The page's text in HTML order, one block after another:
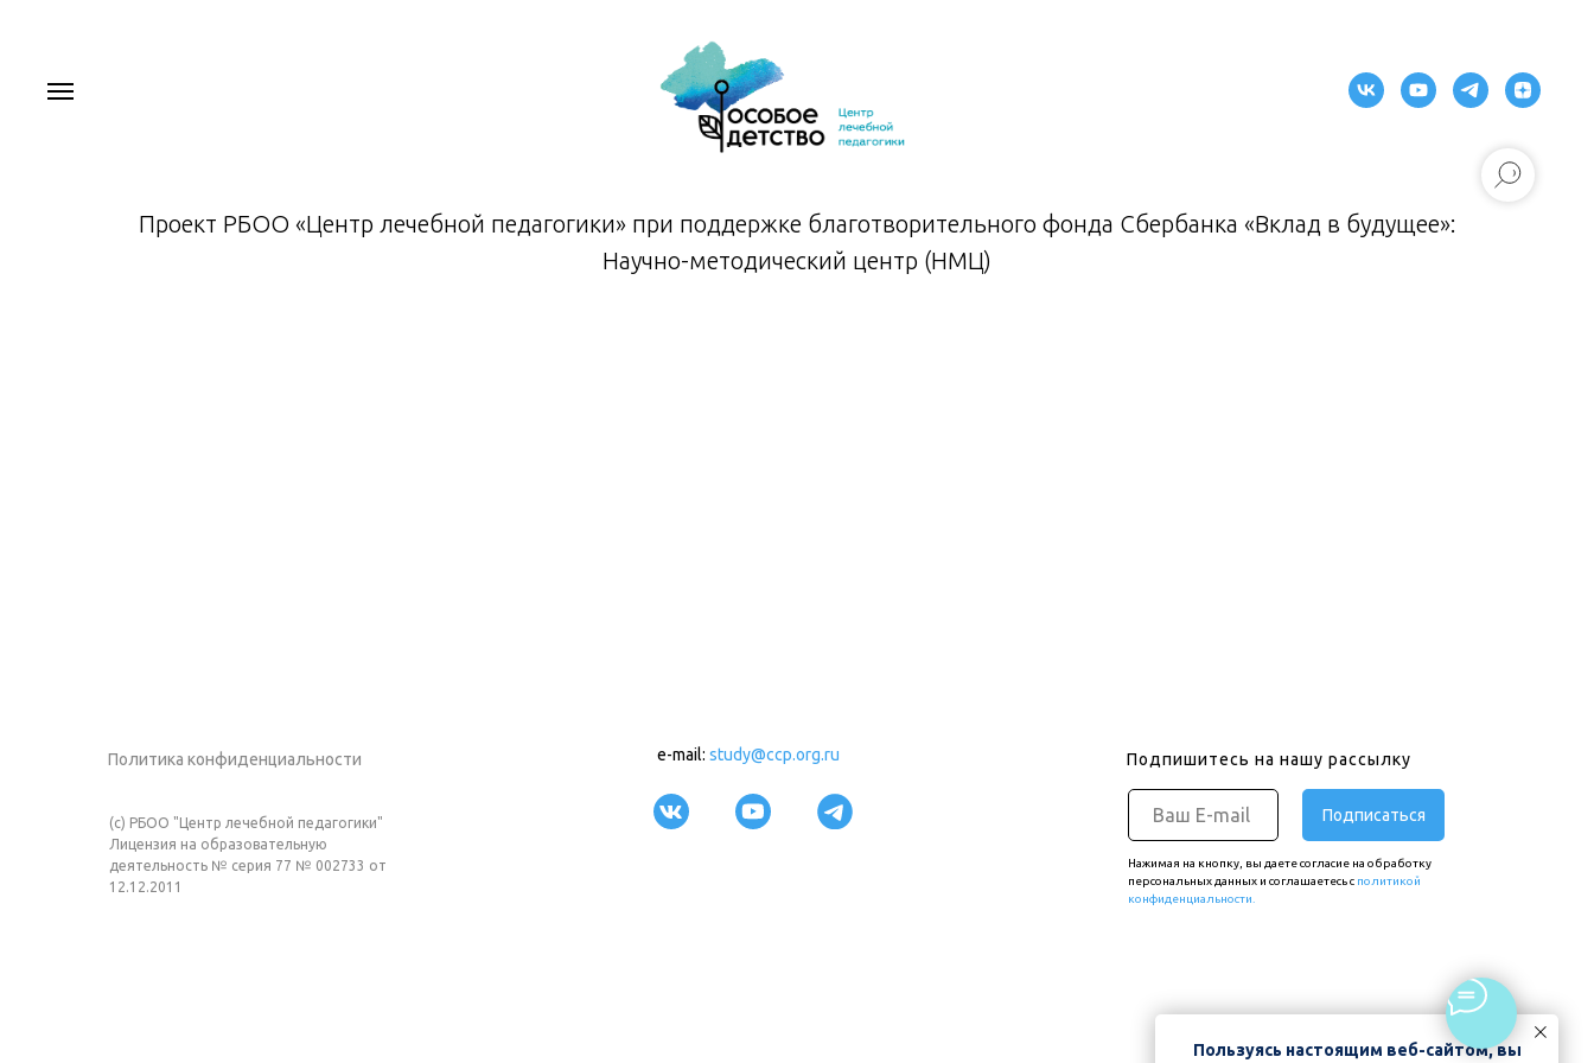
Проект РБОО «Центр лечебной педагогики» при поддержке благотворительного фонда Сбербанка «Вклад в будущее»:
Научно-методический центр (НМЦ)
Политика конфиденциальности
Подписаться
(c) РБОО "Центр лечебной педагогики"
Лицензия на образовательную
деятельность № серия 77 № 002733 от
12.12.2011
Подпишитесь на нашу рассылку
Нажимая на кнопку, вы даете согласие на обработку
персональных данных и соглашаетесь c политикой
конфиденциальности.
e-mail: study@ccp.org.ru
Пользуясь настоящим веб-сайтом, вы